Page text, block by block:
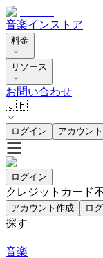
音楽インストア
料金
リソース
お問い合わせ
🇯🇵
ログイン アカウン
ログイン
クレジットカード
アカウント作成 ロ
探す
音楽